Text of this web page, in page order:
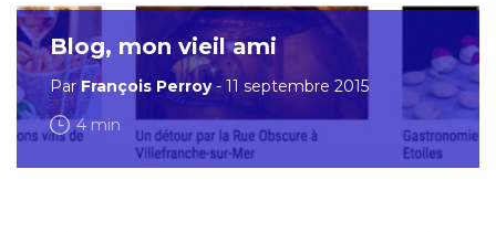
Blog, mon vieil ami
ParFrançois Perroy- 11 septembre 2015
4 min